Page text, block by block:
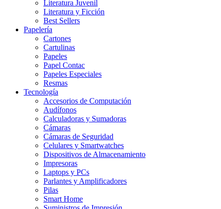
Literatura Juvenil
Literatura y Ficción
Best Sellers
Papelería
Cartones
Cartulinas
Papeles
Papel Contac
Papeles Especiales
Resmas
Tecnología
Accesorios de Computación
Audífonos
Calculadoras y Sumadoras
Cámaras
Cámaras de Seguridad
Celulares y Smartwatches
Dispositivos de Almacenamiento
Impresoras
Laptops y PCs
Parlantes y Amplificadores
Pilas
Smart Home